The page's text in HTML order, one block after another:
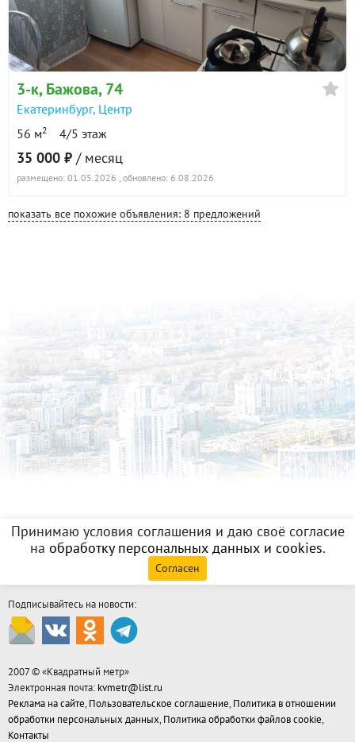
3-к, Бажова, 74
Екатеринбург, Центр
56 м2 4/5 этаж
35 000 ₽ / месяц
размещено: 01.05.2026 , обновлено: 6.08.2026
показать все похожие объявления: 8 предложений
Принимаю условия соглашения и даю своё согласие
на обработку персональных данных и cookies.
Согласен
Подписывайтесь на новости:
2007 © «Квадратный метр»
Электронная почта: kvmetr@list.ru
Реклама на сайте,Пользовательское соглашение,Политика в отношении
обработки персональных данных,Политика обработки файлов cookie,
Контакты